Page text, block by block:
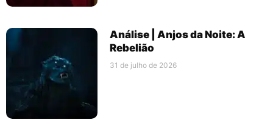
Análise | Anjos da Noite: A
Rebelião
31 de julho de 2026